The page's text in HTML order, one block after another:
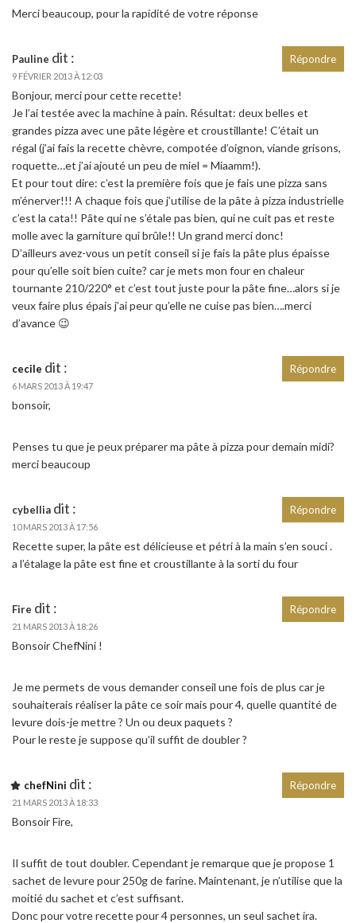
Merci beaucoup, pour la rapidité de votre réponse
Pauline dit :
9 FÉVRIER 2013 À 12:03
Bonjour, merci pour cette recette!
Je l’ai testée avec la machine à pain. Résultat: deux belles et
grandes pizza avec une pâte légère et croustillante! C’était un
régal (j’ai fais la recette chèvre, compotée d’oignon, viande grisons,
roquette…et j’ai ajouté un peu de miel = Miaamm!).
Et pour tout dire: c’est la première fois que je fais une pizza sans
m’énerver!!! A chaque fois que j’utilise de la pâte à pizza industrielle
c’est la cata!! Pâte qui ne s’étale pas bien, qui ne cuit pas et reste
molle avec la garniture qui brûle!! Un grand merci donc!
D’ailleurs avez-vous un petit conseil si je fais la pâte plus épaisse
pour qu’elle soit bien cuite? car je mets mon four en chaleur
tournante 210/220° et c’est tout juste pour la pâte fine…alors si je
veux faire plus épais j’ai peur qu’elle ne cuise pas bien….merci
d’avance 😉
Répondre
cecile dit :
6 MARS 2013 À 19:47
bonsoir,
Penses tu que je peux préparer ma pâte à pizza pour demain midi?
merci beaucoup
Répondre
cybellia dit :
10 MARS 2013 À 17:56
Recette super, la pâte est délicieuse et pétri à la main s’en souci .
a l’étalage la pâte est fine et croustillante à la sorti du four
Répondre
Fire dit :
21 MARS 2013 À 18:26
Bonsoir ChefNini !
Je me permets de vous demander conseil une fois de plus car je
souhaiterais réaliser la pâte ce soir mais pour 4, quelle quantité de
levure dois-je mettre ? Un ou deux paquets ?
Pour le reste je suppose qu’il suffit de doubler ?
Répondre
chefNini dit :
21 MARS 2013 À 18:33
Bonsoir Fire,
Il suffit de tout doubler. Cependant je remarque que je propose 1
sachet de levure pour 250g de farine. Maintenant, je n’utilise que la
moitié du sachet et c’est suffisant.
Donc pour votre recette pour 4 personnes, un seul sachet ira.
Répondre